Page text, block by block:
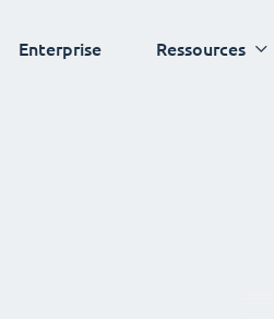
Enterprise Ressources